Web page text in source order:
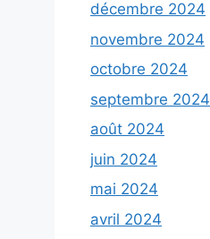
décembre 2024
novembre 2024
octobre 2024
septembre 2024
août 2024
juin 2024
mai 2024
avril 2024